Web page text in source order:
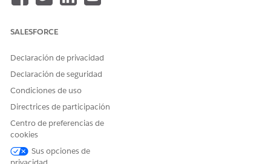
SALESFORCE
Declaración de privacidad
Declaración de seguridad
Condiciones de uso
Directrices de participación
Centro de preferencias de
cookies
Sus opciones de